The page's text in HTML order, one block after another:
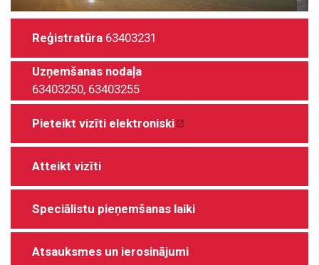
Reģistratūra 63403231
Uzņemšanas nodaļa
63403250, 63403255
Pieteikt vizīti elektroniski
Atteikt vizīti
Speciālistu pieņemšanas laiki
Atsauksmes un ierosinājumi